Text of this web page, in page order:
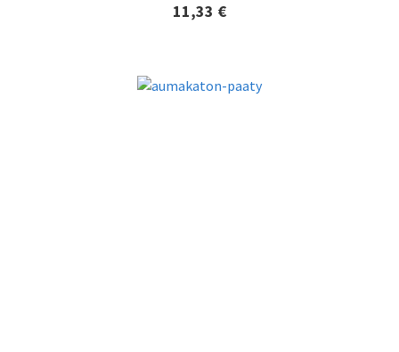
11,33 €
Lisätiedot ja tilaaminen